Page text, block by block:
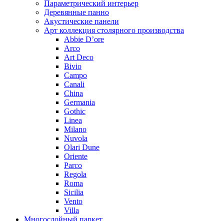
Параметрический интерьер
Деревянные панно
Акустические панели
Арт коллекция столярного производства
Abbie D’ore
Arco
Art Deco
Bivio
Campo
Canali
China
Germania
Gothic
Linea
Milano
Nuvola
Olari Dune
Oriente
Parco
Regola
Roma
Sicilia
Vento
Villa
Многослойный паркет